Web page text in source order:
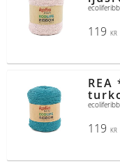
119 KR
119 KR